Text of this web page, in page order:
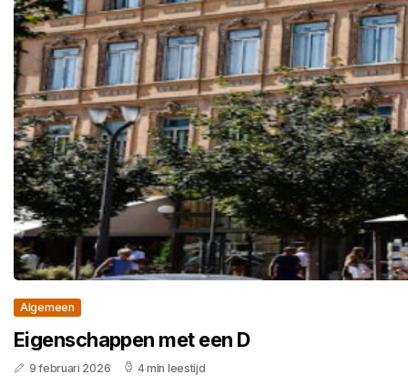
Algemeen
Eigenschappen met een D
9 februari 2026 4 min leestijd